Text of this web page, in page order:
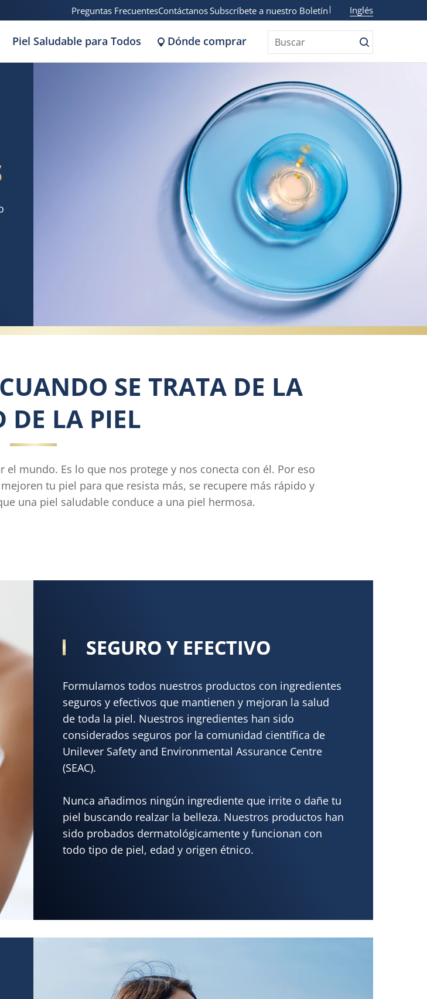
Preguntas FrecuentesContáctanosSubscríbete a nuestro Boletín Inglés
Piel Saludable para Todos Dónde comprar Buscar
SE TRATA DE LA
DE LA PIEL
mundo. Es lo que nos protege y nos conecta con él. Por eso
tu piel para que resista más, se recupere más rápido y
una piel saludable conduce a una piel hermosa.
SEGURO Y EFECTIVO
Formulamos todos nuestros productos con ingredientes
seguros y efectivos que mantienen y mejoran la salud
de toda la piel. Nuestros ingredientes han sido
considerados seguros por la comunidad científica de
Unilever Safety and Environmental Assurance Centre
(SEAC).
Nunca añadimos ningún ingrediente que irrite o dañe tu
piel buscando realzar la belleza. Nuestros productos han
sido probados dermatológicamente y funcionan con
todo tipo de piel, edad y origen étnico.